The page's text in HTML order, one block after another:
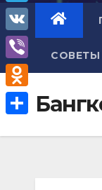
h
a
A
T
e
l
e
g
V
K
V
i
b
e
O